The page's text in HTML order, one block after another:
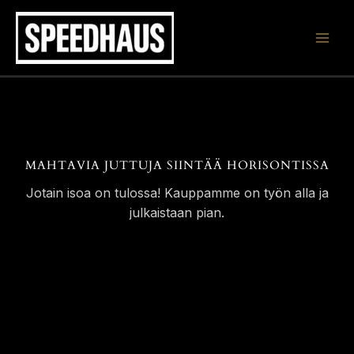
Siirry
sisältöön
MAHTAVIA JUTTUJA SIINTÄÄ HORISONTISSA
Jotain isoa on tulossa! Kauppamme on työn alla ja
julkaistaan pian.